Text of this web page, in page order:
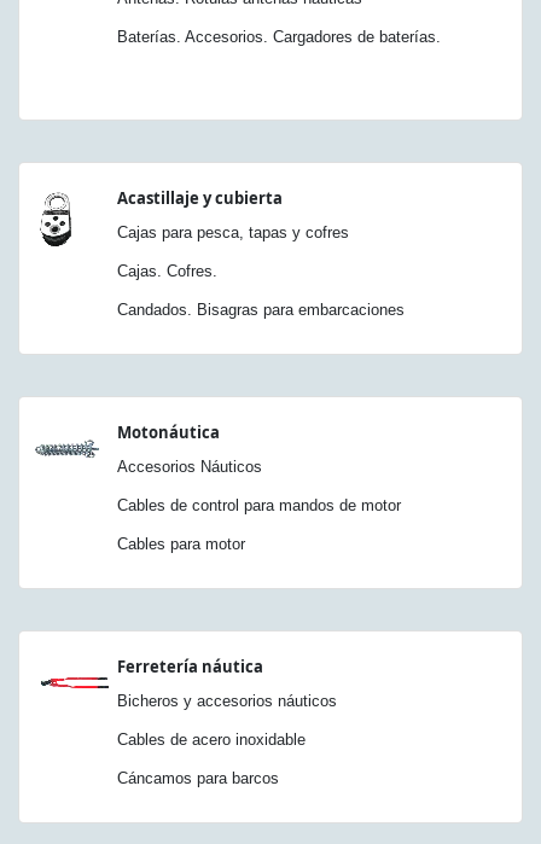
Baterías. Accesorios. Cargadores de baterías.
Acastillaje y cubierta
Cajas para pesca, tapas y cofres
Cajas. Cofres.
Candados. Bisagras para embarcaciones
Motonáutica
Accesorios Náuticos
Cables de control para mandos de motor
Cables para motor
Ferretería náutica
Bicheros y accesorios náuticos
Cables de acero inoxidable
Cáncamos para barcos